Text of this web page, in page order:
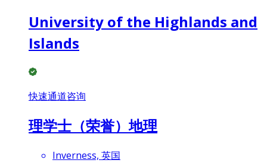
University of the Highlands and
Islands
快速通道咨询
理学士（荣誉）地理
Inverness, 英国